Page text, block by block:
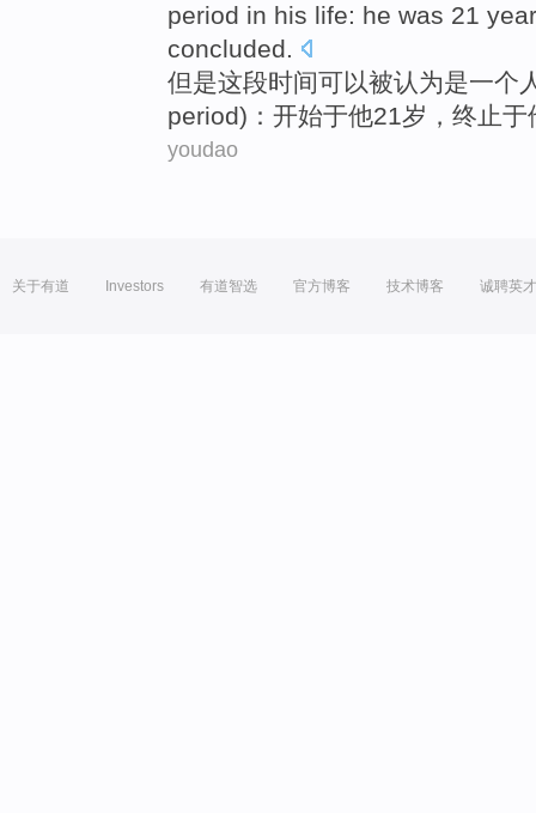
period in his life: he was 21
concluded.
但是这段时间可以被认为是一个
period)： 开始于他21岁 ， 终止于
youdao
关于有道 Investors 有道智选 官方博客 技术博客 诚聘英才